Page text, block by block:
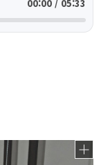
00:00 / 05:33